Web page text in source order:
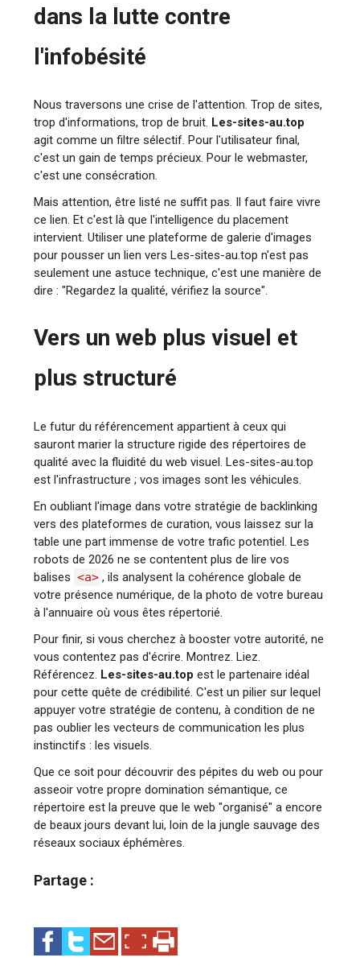
dans la lutte contre
l'infobésité
Nous traversons une crise de l'attention. Trop de sites,
trop d'informations, trop de bruit. Les-sites-au.top
agit comme un filtre sélectif. Pour l'utilisateur final,
c'est un gain de temps précieux. Pour le webmaster,
c'est une consécration.
Mais attention, être listé ne suffit pas. Il faut faire vivre
ce lien. Et c'est là que l'intelligence du placement
intervient. Utiliser une plateforme de galerie d'images
pour pousser un lien vers Les-sites-au.top n'est pas
seulement une astuce technique, c'est une manière de
dire : "Regardez la qualité, vérifiez la source".
Vers un web plus visuel et
plus structuré
Le futur du référencement appartient à ceux qui
sauront marier la structure rigide des répertoires de
qualité avec la fluidité du web visuel. Les-sites-au.top
est l'infrastructure ; vos images sont les véhicules.
En oubliant l'image dans votre stratégie de backlinking
vers des plateformes de curation, vous laissez sur la
table une part immense de votre trafic potentiel. Les
robots de 2026 ne se contentent plus de lire vos
balises <a> , ils analysent la cohérence globale de
votre présence numérique, de la photo de votre bureau
à l'annuaire où vous êtes répertorié.
Pour finir, si vous cherchez à booster votre autorité, ne
vous contentez pas d'écrire. Montrez. Liez.
Référencez. Les-sites-au.top est le partenaire idéal
pour cette quête de crédibilité. C'est un pilier sur lequel
appuyer votre stratégie de contenu, à condition de ne
pas oublier les vecteurs de communication les plus
instinctifs : les visuels.
Que ce soit pour découvrir des pépites du web ou pour
asseoir votre propre domination sémantique, ce
répertoire est la preuve que le web "organisé" a encore
de beaux jours devant lui, loin de la jungle sauvage des
réseaux sociaux éphémères.
Partage :